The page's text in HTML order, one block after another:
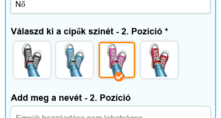
n
é
s
a
Válaszd ki a cipők színét - 2. Pozíció *
Add meg a nevét - 2. Pozíció